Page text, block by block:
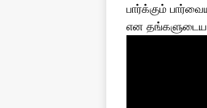
பார்க்கும்
என தங்களுடைய